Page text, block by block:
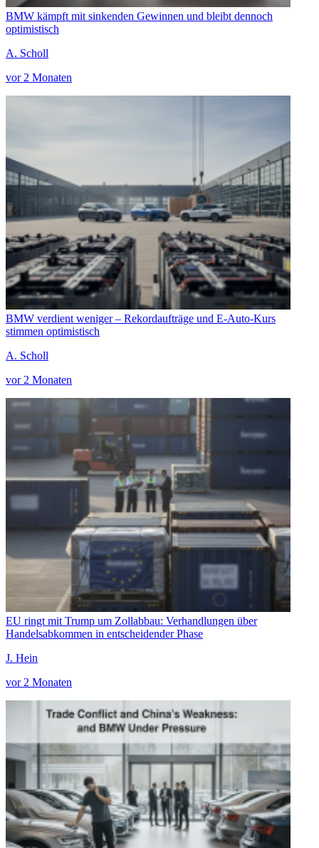
BMW kämpft mit sinkenden Gewinnen und bleibt dennoch
optimistisch
A. Scholl
vor 2 Monaten
BMW verdient weniger – Rekordaufträge und E-Auto-Kurs
stimmen optimistisch
A. Scholl
vor 2 Monaten
EU ringt mit Trump um Zollabbau: Verhandlungen über
Handelsabkommen in entscheidender Phase
J. Hein
vor 2 Monaten